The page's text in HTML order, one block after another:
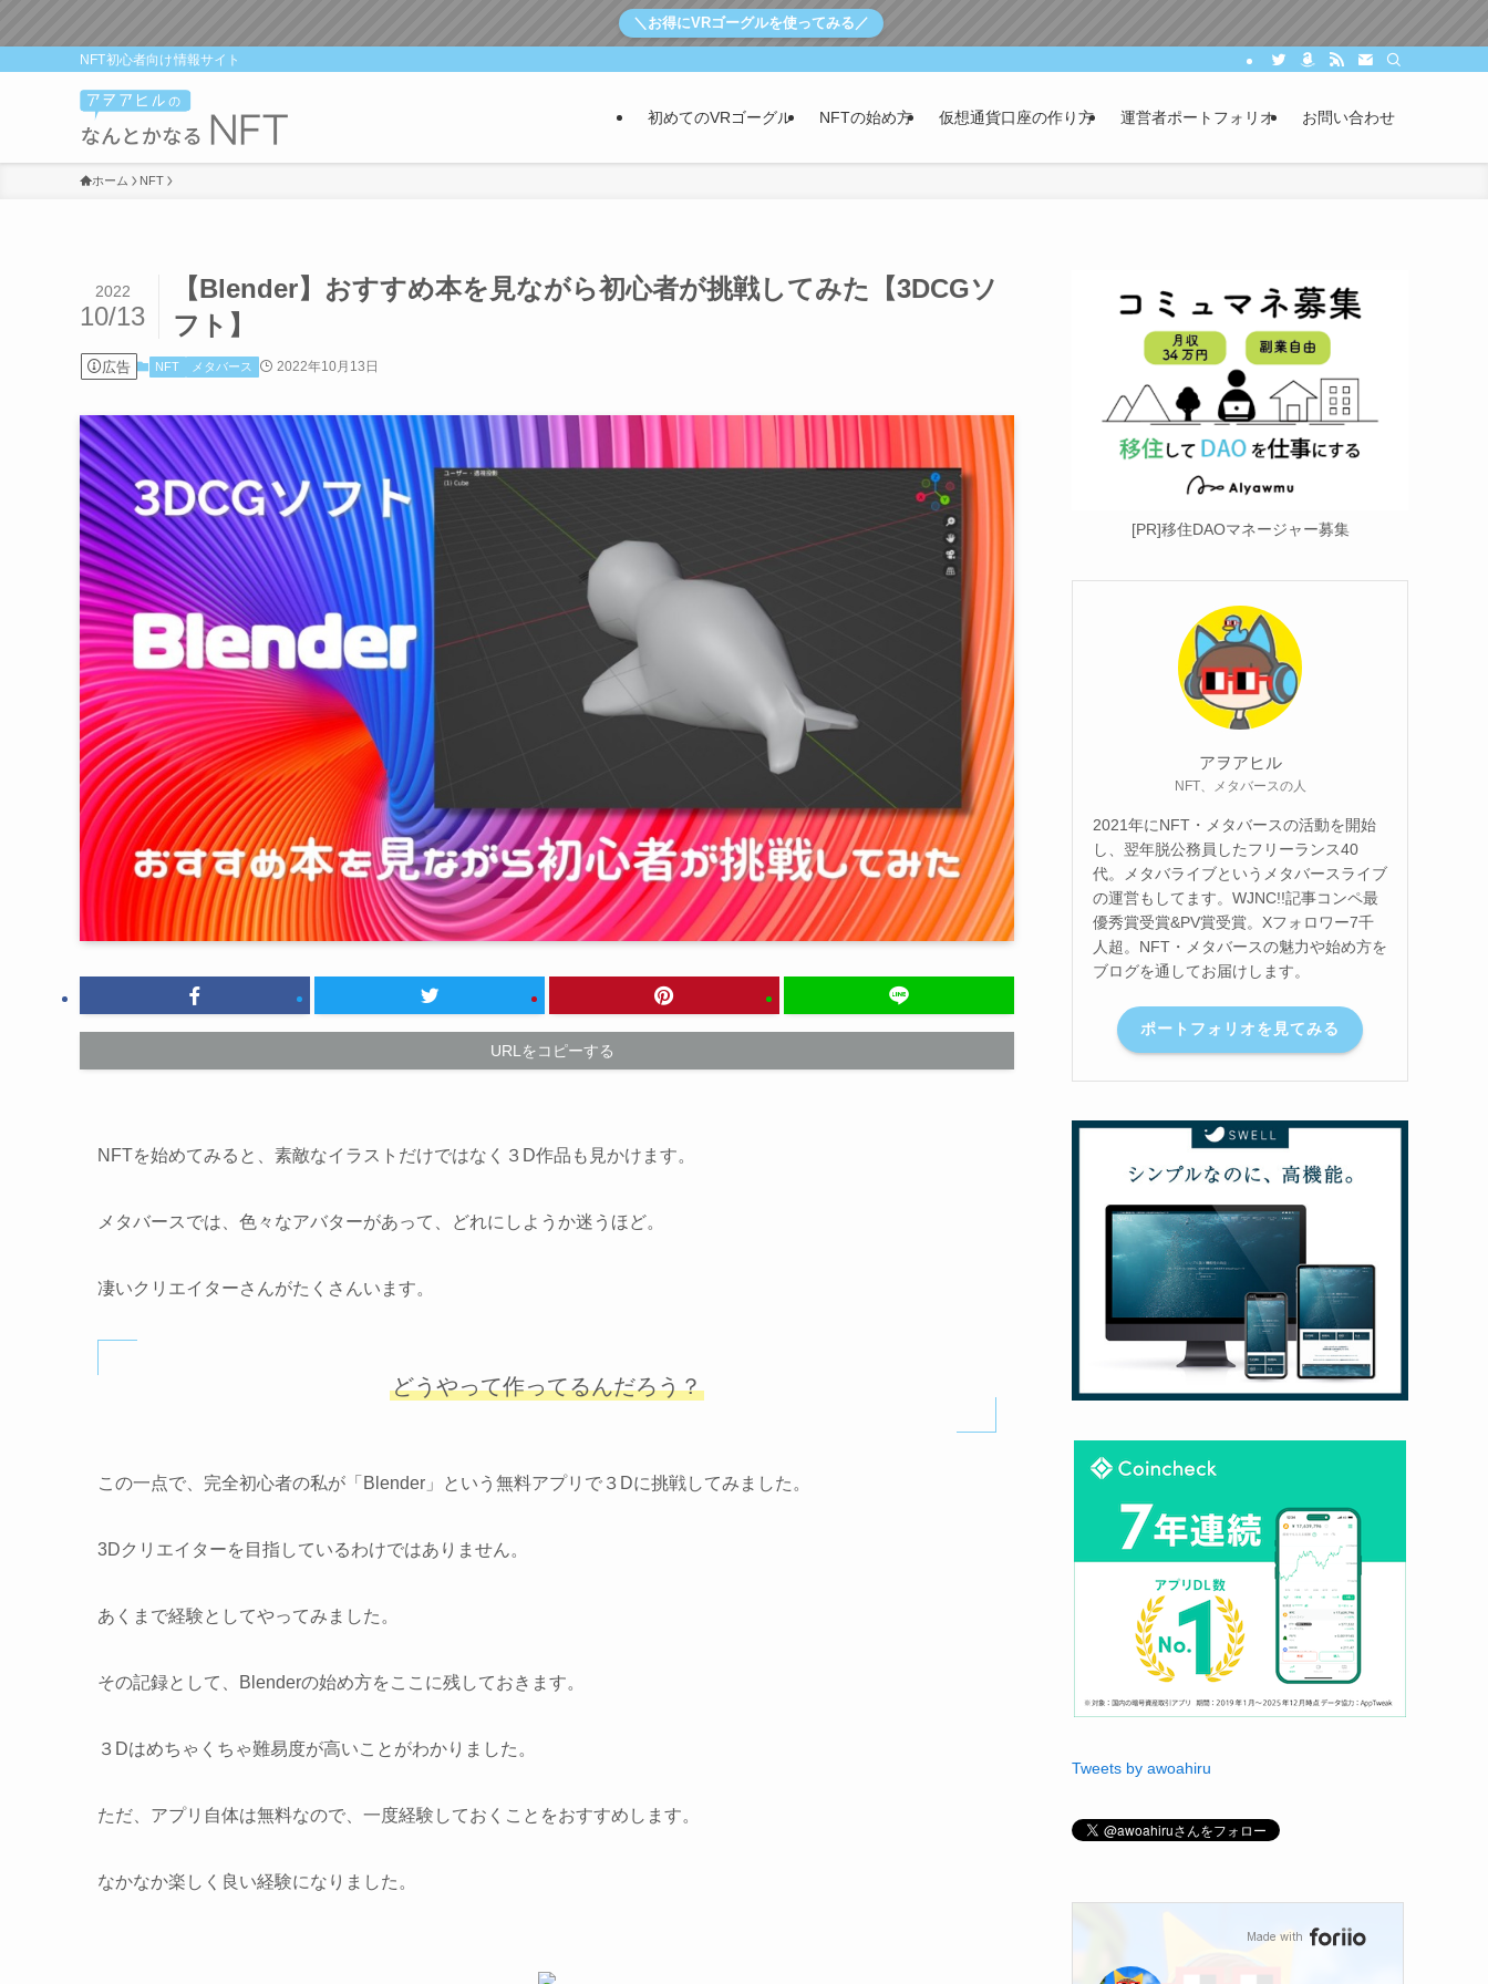
＼お得にVRゴーグルを使ってみる／
NFT初心者向け情報サイト
初めてのVRゴーグル NFTの始め方 仮想通貨口座の作り方 運営者ポートフォリオ お問い合わせ
ホーム NFT
【Blender】おすすめ本を見ながら初心者が挑戦してみた【3DCGソ
フト】
2022
10/13
広告 NFT メタバース 2022年10月13日
URLをコピーする
NFTを始めてみると、素敵なイラストだけではなく３D作品も見かけます。
メタバースでは、色々なアバターがあって、どれにしようか迷うほど。
凄いクリエイターさんがたくさんいます。
どうやって作ってるんだろう？
この一点で、完全初心者の私が「Blender」という無料アプリで３Dに挑戦してみました。
3Dクリエイターを目指しているわけではありません。
あくまで経験としてやってみました。
その記録として、Blenderの始め方をここに残しておきます。
３Dはめちゃくちゃ難易度が高いことがわかりました。
ただ、アプリ自体は無料なので、一度経験しておくことをおすすめします。
なかなか楽しく良い経験になりました。
[PR]移住DAOマネージャー募集
アヲアヒル
NFT、メタバースの人
2021年にNFT・メタバースの活動を開始
し、翌年脱公務員したフリーランス40
代。メタバライブというメタバースライブ
の運営もしてます。WJNC!!記事コンペ最
優秀賞受賞&PV賞受賞。Xフォロワー7千
人超。NFT・メタバースの魅力や始め方を
ブログを通してお届けします。
ポートフォリオを見てみる
Tweets by awoahiru